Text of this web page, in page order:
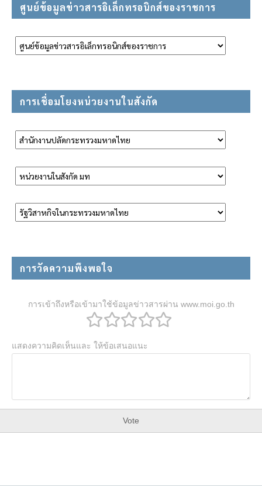
ศูนย์ข้อมูลข่าวสารอิเล็กทรอนิกส์ของราชการ
การเชื่อมโยงหน่วยงานในสังกัด
การวัดความพึงพอใจ
การเข้าถึงหรือเข้ามาใช้ข้อมูลข่าวสารผ่าน www.moi.go.th
แสดงความคิดเห็นและ ให้ข้อเสนอแนะ
Vote